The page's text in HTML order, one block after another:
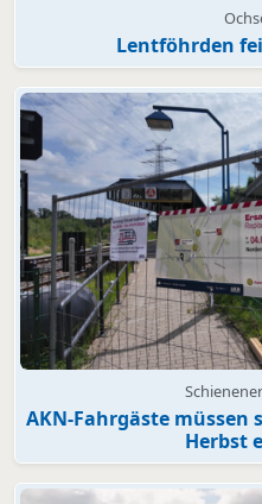
Lentföhrden
AKN-Fahrgäste müssen
Herbst